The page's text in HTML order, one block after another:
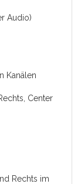
Audio)
Kanälen
Center
Rechts im